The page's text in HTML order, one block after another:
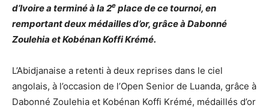
d’Ivoire a terminé à la 2e place de ce tournoi, en
remportant deux médailles d’or, grâce à Dabonné
Zoulehia et Kobénan Koffi Krémé.
L’Abidjanaise a retenti à deux reprises dans le ciel
angolais, à l’occasion de l’Open Senior de Luanda, grâce à
Dabonné Zoulehia et Kobénan Koffi Krémé, médaillés d’or